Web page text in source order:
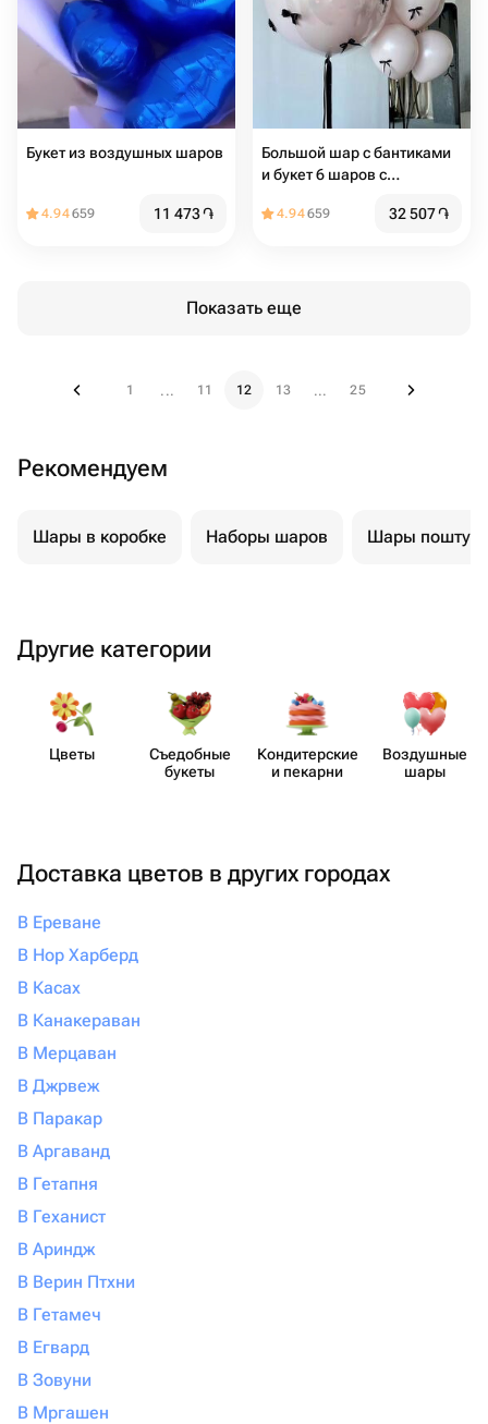
Букет из воздушных шаров
4.94659 11 473֏
Большой шар с бантиками
и букет 6 шаров с
4.94659 32 507֏
Показать еще
1 ... 11 12 13 ... 25
Рекомендуем
Шары в коробке Наборы шаров Шары
Другие категории
Цветы
Съедобные
букеты
Кондит​ерские
и пекарни
Воздушные
шары
Доставка цветов в других городах
В Ереване
В Нор Харберд
В Касах
В Канакераван
В Мерцаван
В Джрвеж
В Паракар
В Аргаванд
В Гетапня
В Геханист
В Ариндж
В Верин Птхни
В Гетамеч
В Егвард
В Зовуни
В Мргашен